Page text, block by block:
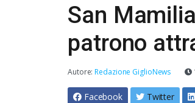
San
patrono
Autore:Redazione GiglioNews
Facebook Twitter